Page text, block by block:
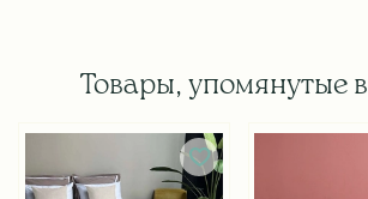
Товары, упомянутые в